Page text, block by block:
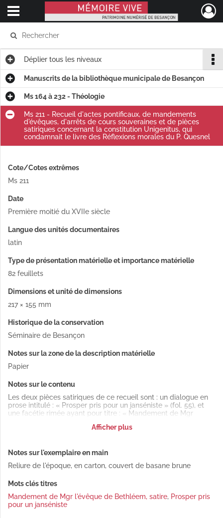
Mémoire Vive patrimoine numérisé de Besançon
Ouvrir le menu déroulant
Déplier tous les niveaux
Manuscrits de la bibliothèque municipale de Besançon
Ms 164 à 232 - Théologie
Ms 211 - Recueil d'actes pontificaux, de mandements
d'évêques, d'arrêts de cours souveraines et de pièces
satiriques concernant la constitution Unigenitus, qui
condamnait le livre des Réflexions morales du P. Quesnel
Cote/Cotes extrêmes
Ms 211
Date
Première moitié du XVIIe siècle
Langue des unités documentaires
latin
Type de présentation matérielle et importance matérielle
82 feuillets
Dimensions et unité de dimensions
217 × 155 mm
Historique de la conservation
Séminaire de Besançon
Notes sur la zone de la description matérielle
Papier
Notes sur le contenu
Les deux pièces satiriques de ce recueil sont : un dialogue en
prose intitulé : « Prosper pris pour un janséniste » (fol. 55), et
une facétie rimée ayant pour titre : « Mandement de Mgr
l'évêque de Bethléem » (fol. 72 v
Toutes ces pièces ont été imprimées au temps de la querelle
Afficher plus
Notes sur l'exemplaire en main
Reliure de l'époque, en carton, couvert de basane brune
Mots clés titres
Mandement de Mgr l'évêque de Bethléem, satire, Prosper pris
pour un janséniste